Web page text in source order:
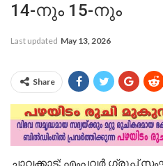
14-നും 15-നും
Last updated May 13, 2026
Share
ചാവക്കാട്: എംപവര്‍ ഗ്രൂപ്പ്